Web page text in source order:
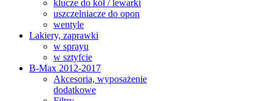
klucze do kół / lewarki
uszczelniacze do opon
wentyle
Lakiery, zaprawki
w sprayu
w sztyfcie
B-Max 2012-2017
Akcesoria, wyposażenie
dodatkowe